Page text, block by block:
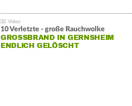
10 Verletzte - große Rauchwolke
GROSSBRAND IN GERNSHEIM E
NDLICH GELÖSCHT